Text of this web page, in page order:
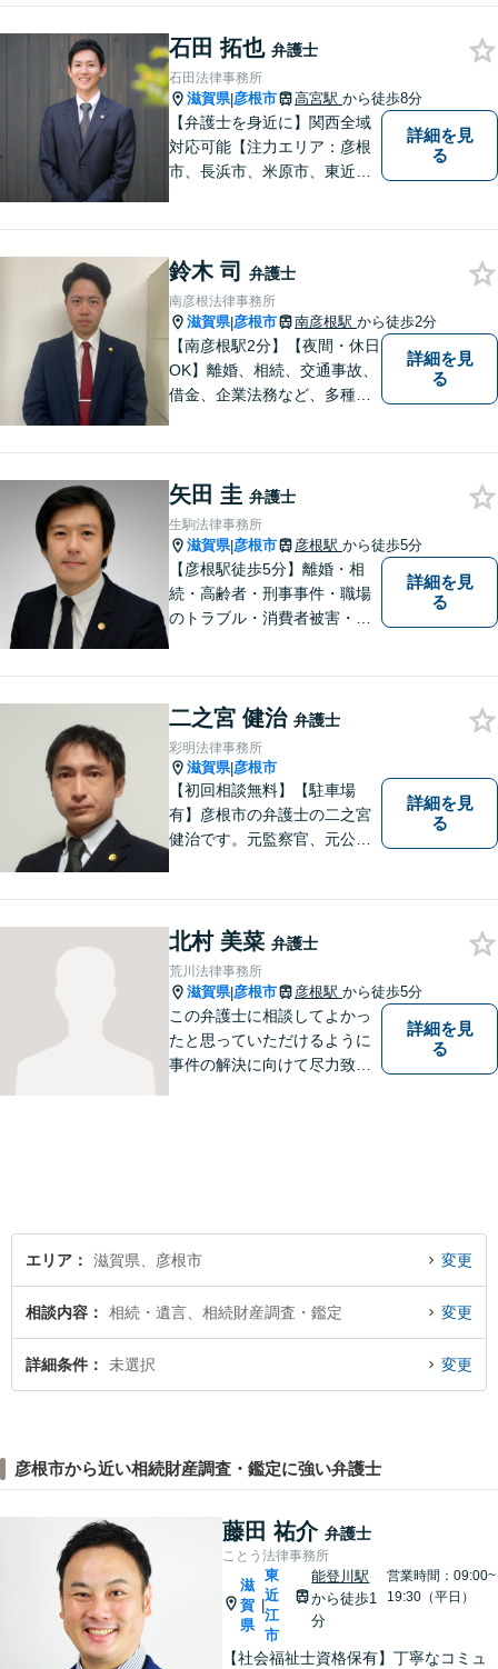
石田 拓也 弁護士
石田法律事務所
滋賀県|彦根市 高宮駅 から徒歩8分
【弁護士を身近に】関西全域
対応可能【注力エリア：彦根
市、長浜市、米原市、東近江
まに、不安を和らげベストな
解決策を提供します「迅速丁
寧」【無料相談有・駐車場完
備】【英語対応可】
詳細を見
る
鈴木 司 弁護士
南彦根法律事務所
滋賀県|彦根市 南彦根駅 から徒歩2分
【南彦根駅2分】【夜間・休日
OK】離婚、相続、交通事故、
借金、企業法務など、多種多
をモットーに、皆様それぞれ
に合った解決を図ってまいり
ます。お気軽にご相談くださ
い。
詳細を見
る
矢田 圭 弁護士
生駒法律事務所
滋賀県|彦根市 彦根駅 から徒歩5分
【彦根駅徒歩5分】離婚・相
続・高齢者・刑事事件・職場
のトラブル・消費者被害・法
詳細を見
る
二之宮 健治 弁護士
彩明法律事務所
滋賀県|彦根市
【初回相談無料】【駐車場
有】彦根市の弁護士の二之宮
健治です。元監察官、元公務
詳細を見
る
北村 美菜 弁護士
荒川法律事務所
滋賀県|彦根市 彦根駅 から徒歩5分
この弁護士に相談してよかっ
たと思っていただけるように
事件の解決に向けて尽力致し
詳細を見
る
エリア 滋賀県、彦根市 変更
相談内容 相続・遺言、相続財産調査・鑑定 変更
詳細条件 未選択 変更
彦根市から近い相続財産調査・鑑定に強い弁護士
藤田 祐介 弁護士
ことう法律事務所
滋
賀
県
|
東
近
江
市
能登川駅
から徒歩1
分
営業時間：09:00~
19:30（平日）
【社会福祉士資格保有】丁寧なコミュ